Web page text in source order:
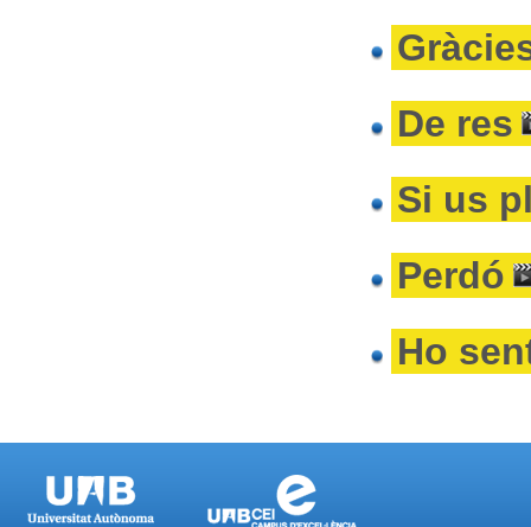
De res
Si us
Perdó
Ho